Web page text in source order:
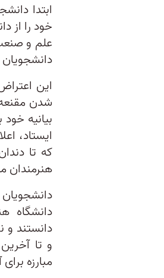
ابتدا
خود را از
علم و
این
بیانیه
ایستاد،
که تا
دانشگاه
دانستند و
و تا
مبارزه